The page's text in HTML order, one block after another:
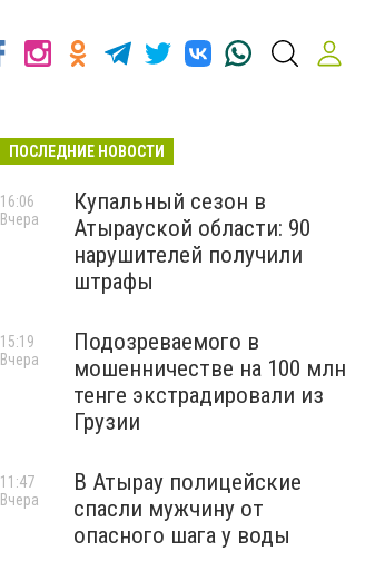
ПОСЛЕДНИЕ НОВОСТИ
Купальный сезон в
Атырауской области: 90
нарушителей получили
штрафы
16:06
Вчера
Подозреваемого в
мошенничестве на 100 млн
тенге экстрадировали из
Грузии
15:19
Вчера
В Атырау полицейские
спасли мужчину от
опасного шага у воды
11:47
Вчера